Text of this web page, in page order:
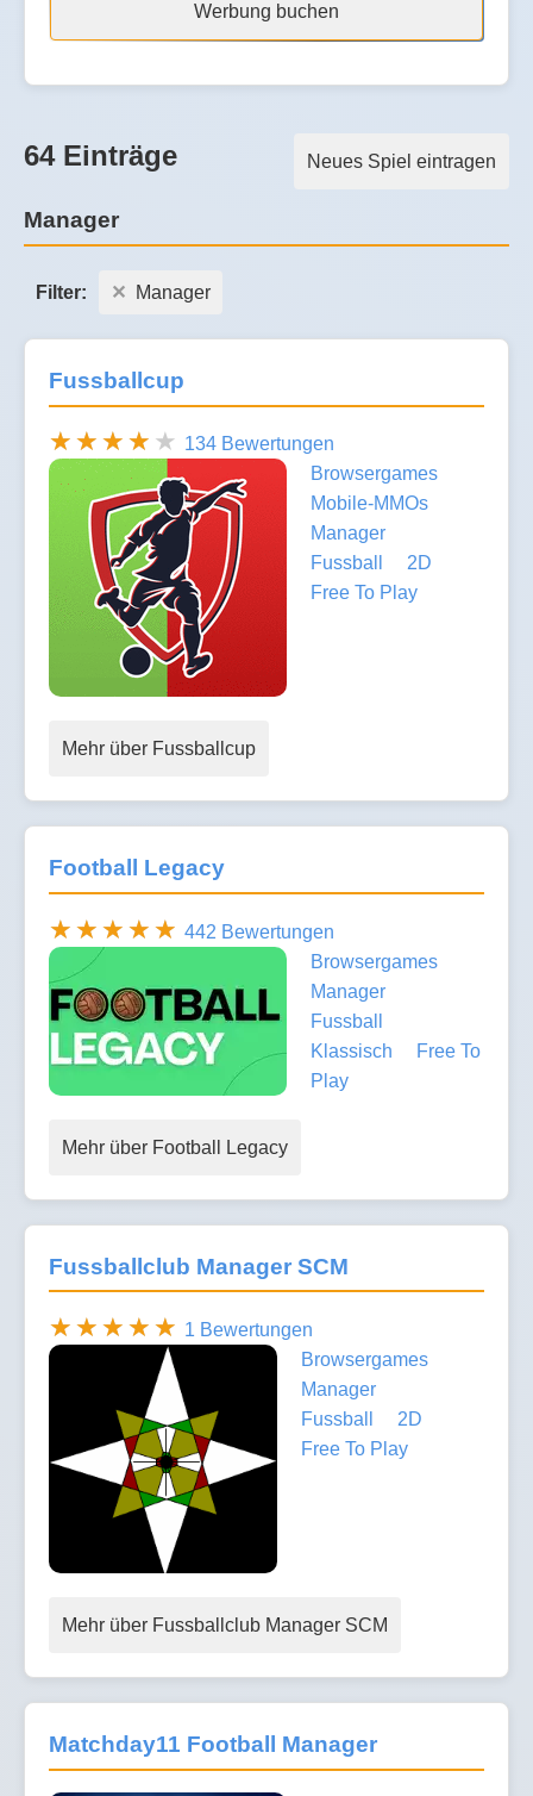
Werbung buchen
Neues Spiel eintragen
64 Einträge
Manager
Filter: Manager
Fussballcup
134 Bewertungen
Browsergames
Mobile-MMOs
Manager
Fussball
2D
Free To Play
Mehr über Fussballcup
Football Legacy
442 Bewertungen
Browsergames
Manager
Fussball
Klassisch
Free To
Play
Mehr über Football Legacy
Fussballclub Manager SCM
1 Bewertungen
Browsergames
Manager
Fussball
2D
Free To Play
Mehr über Fussballclub Manager SCM
Matchday11 Football Manager